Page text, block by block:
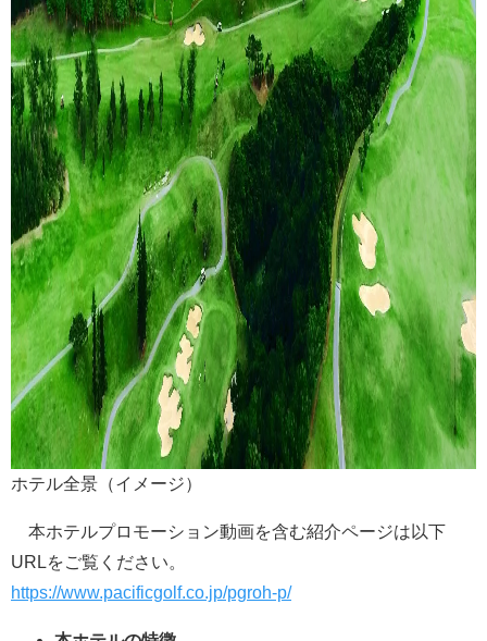
ホテル全景（イメージ）
本ホテルプロモーション動画を含む紹介ページは以下
URLをご覧ください。
https://www.pacificgolf.co.jp/pgroh-p/